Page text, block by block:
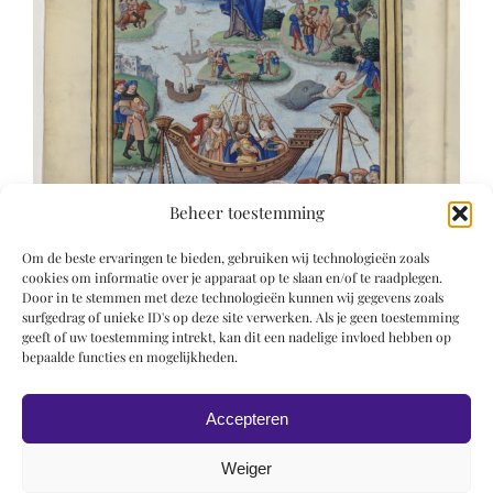
Beheer toestemming
Om de beste ervaringen te bieden, gebruiken wij technologieën zoals
cookies om informatie over je apparaat op te slaan en/of te raadplegen.
Door in te stemmen met deze technologieën kunnen wij gegevens zoals
surfgedrag of unieke ID's op deze site verwerken. Als je geen toestemming
geeft of uw toestemming intrekt, kan dit een nadelige invloed hebben op
bepaalde functies en mogelijkheden.
Accepteren
Weiger